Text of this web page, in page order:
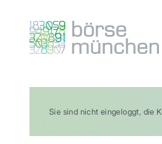
Sie sind nicht eingeloggt, die